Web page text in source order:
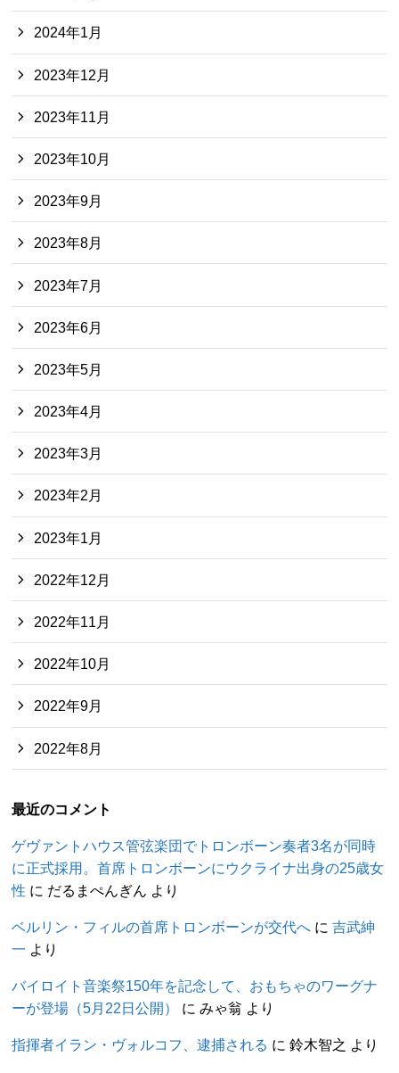
2024年1月
2023年12月
2023年11月
2023年10月
2023年9月
2023年8月
2023年7月
2023年6月
2023年5月
2023年4月
2023年3月
2023年2月
2023年1月
2022年12月
2022年11月
2022年10月
2022年9月
2022年8月
最近のコメント
ゲヴァントハウス管弦楽団でトロンボーン奏者3名が同時
に正式採用。首席トロンボーンにウクライナ出身の25歳女
性 に だるまぺんぎん より
ベルリン・フィルの首席トロンボーンが交代へ に吉武紳
一 より
バイロイト音楽祭150年を記念して、おもちゃのワーグナ
ーが登場（5月22日公開）
にみゃ翁 より
指揮者イラン・ヴォルコフ、逮捕される に鈴木智之 より